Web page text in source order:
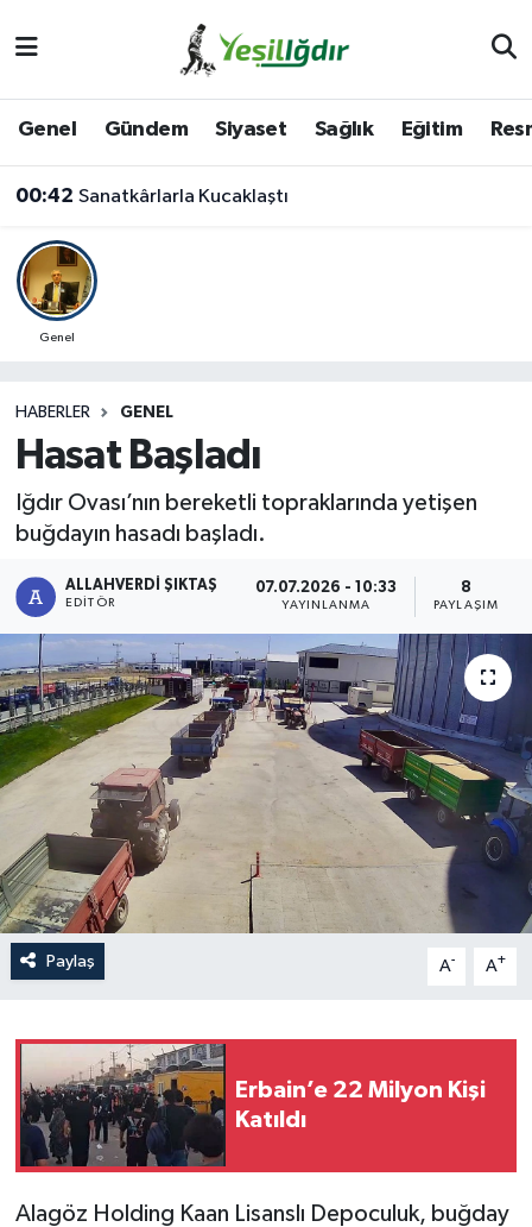
Genel Gündem Siyaset Sağlık Eğitim
00:42 Sanatkârlarla Kucaklaştı
Genel
HABERLER GENEL
Hasat Başladı
Iğdır Ovası’nın bereketli topraklarında yetişen
buğdayın hasadı başladı.
ALLAHVERDI ŞIKTAŞ
EDITÖR
07.07.2026 - 10:33
YAYINLANMA
8
PAYLAŞIM
Paylaş A- A+
Erbain’e 22 Milyon Kişi
Katıldı
Alagöz Holding Kaan Lisanslı Depoculuk, buğday
Iğdır Trafik Yoğunluk Haritası
Süper Lig Puan Durumu ve Fikstür
Son Dakika Haberleri
Haber Arşivi